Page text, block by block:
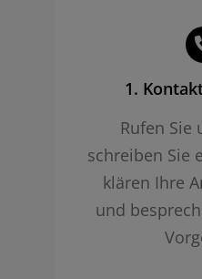
1.
Rufen Sie
schreiben Sie
klären Ihre
und